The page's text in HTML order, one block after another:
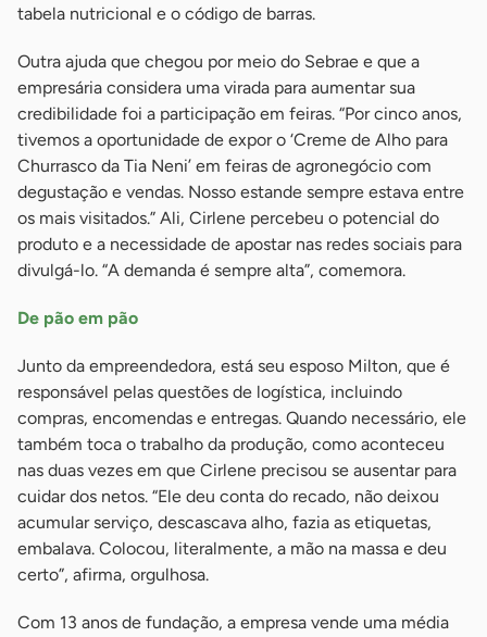
tabela nutricional e o código de barras.
Outra ajuda que chegou por meio do Sebrae e que a
empresária considera uma virada para aumentar sua
credibilidade foi a participação em feiras. “Por cinco anos,
tivemos a oportunidade de expor o ‘Creme de Alho para
Churrasco da Tia Neni’ em feiras de agronegócio com
degustação e vendas. Nosso estande sempre estava entre
os mais visitados.” Ali, Cirlene percebeu o potencial do
produto e a necessidade de apostar nas redes sociais para
divulgá-lo. “A demanda é sempre alta”, comemora.
De pão em pão
Junto da empreendedora, está seu esposo Milton, que é
responsável pelas questões de logística, incluindo
compras, encomendas e entregas. Quando necessário, ele
também toca o trabalho da produção, como aconteceu
nas duas vezes em que Cirlene precisou se ausentar para
cuidar dos netos. “Ele deu conta do recado, não deixou
acumular serviço, descascava alho, fazia as etiquetas,
embalava. Colocou, literalmente, a mão na massa e deu
certo”, afirma, orgulhosa.
Com 13 anos de fundação, a empresa vende uma média